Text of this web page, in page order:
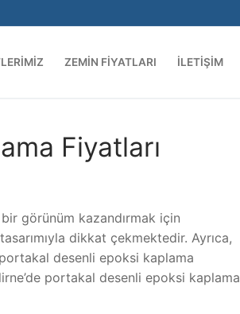
ZEMIN FIYATLARI İLETIŞIM
Fiyatları
görünüm kazandırmak için
dikkat çekmektedir. Ayrıca,
desenli epoksi kaplama
portakal desenli epoksi kaplama